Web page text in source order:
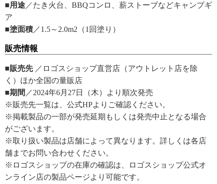
■用途 ／たき火台、BBQコンロ、薪ストーブなどキャンプギ
ア
■塗面積 ／1.5～2.0m2（1回塗り）
販売情報
■販売先 ／ロゴスショップ直営店（アウトレット店を除
く）ほか全国の量販店
■期間 ／2024年6月27日（木）より順次発売
※販売先一覧は、公式HPよりご確認ください。
※掲載製品の一部が発売延期もしくは発売中止となる場合
がございます。
※取り扱い製品は店舗によって異なります。詳しくは各店
舗までお問い合わせください。
※ロゴスショップの在庫の確認は、ロゴスショップ公式オ
ンライン店の製品ページより可能です。